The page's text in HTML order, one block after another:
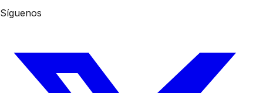
Síguenos